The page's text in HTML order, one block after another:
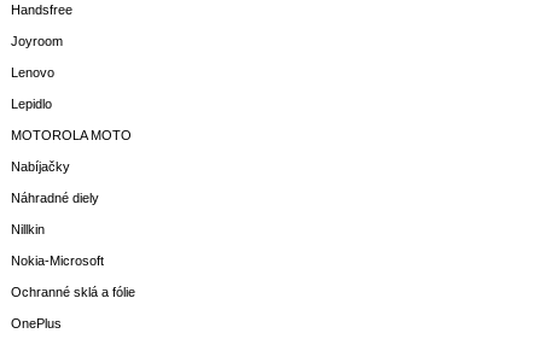
Handsfree
Joyroom
Lenovo
Lepidlo
MOTOROLA MOTO
Nabíjačky
Náhradné diely
Nillkin
Nokia-Microsoft
Ochranné sklá a fólie
OnePlus